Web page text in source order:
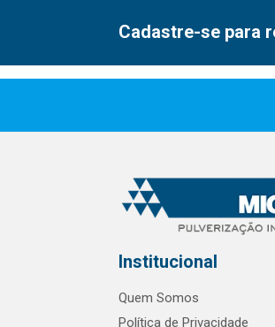
Cadastre-se para
Institucional
Quem Somos
Política de Privacidade